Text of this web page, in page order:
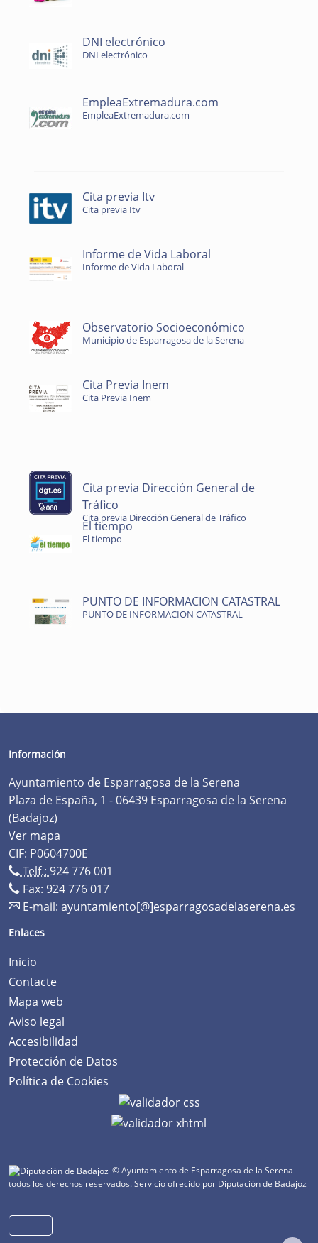
DNI electrónico
DNI electrónico
EmpleaExtremadura.com
EmpleaExtremadura.com
Cita previa Itv
Cita previa Itv
Informe de Vida Laboral
Informe de Vida Laboral
Observatorio Socioeconómico
Municipio de Esparragosa de la Serena
Cita Previa Inem
Cita Previa Inem
Cita previa Dirección General de
Tráfico
Cita previa Dirección General de Tráfico
El tiempo
El tiempo
PUNTO DE INFORMACION CATASTRAL
PUNTO DE INFORMACION CATASTRAL
Información
Ayuntamiento de Esparragosa de la Serena
Plaza de España, 1 - 06439 Esparragosa de la Serena
(Badajoz)
Ver mapa
CIF: P0604700E
Telf.: 924 776 001
Fax: 924 776 017
E-mail: ayuntamiento[@]esparragosadelaserena.es
Enlaces
Inicio
Contacte
Mapa web
Aviso legal
Accesibilidad
Protección de Datos
Política de Cookies
© Ayuntamiento de Esparragosa de la Serena
todos los derechos reservados.Servicio ofrecido por Diputación de Badajoz